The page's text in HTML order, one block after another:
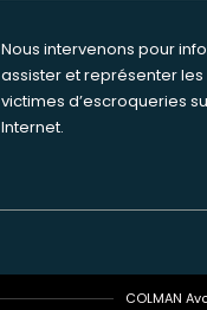
Internet.
COLMAN